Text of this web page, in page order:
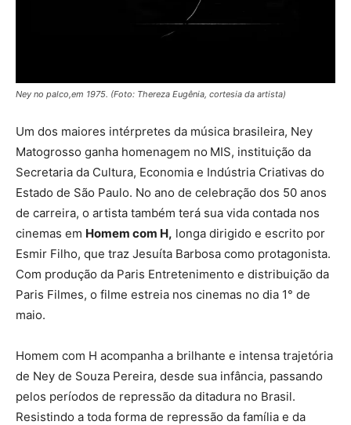
Ney no palco,em 1975. (Foto: Thereza Eugênia, cortesia da artista)
Um dos maiores intérpretes da música brasileira, Ney
Matogrosso ganha homenagem no MIS, instituição da
Secretaria da Cultura, Economia e Indústria Criativas do
Estado de São Paulo. No ano de celebração dos 50 anos
de carreira, o artista também terá sua vida contada nos
cinemas em Homem com H, longa dirigido e escrito por
Esmir Filho, que traz Jesuíta Barbosa como protagonista.
Com produção da Paris Entretenimento e distribuição da
Paris Filmes, o filme estreia nos cinemas no dia 1° de
maio.
Homem com H acompanha a brilhante e intensa trajetória
de Ney de Souza Pereira, desde sua infância, passando
pelos períodos de repressão da ditadura no Brasil.
Resistindo a toda forma de repressão da família e da